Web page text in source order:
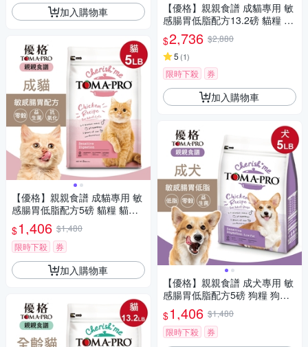
加入購物車
【優格】親親食譜 成貓專用 敏
感腸胃低脂配方5磅 貓糧 貓飼
料
$1,406 $1,480
限時下殺
券
加入購物車
【優格】親親食譜 成貓專用 敏
感腸胃低脂配方13.2磅 貓糧 貓
飼料
$2,736 $2,880
5 (1)
限時下殺 券
加入購物車
【優格】親親食譜 成犬專用 敏
感腸胃低脂配方5磅 狗糧 狗飼
料
$1,406 $1,480
限時下殺
券